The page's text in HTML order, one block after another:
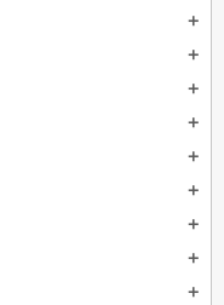
add
add
add
add
add
add
add
add
add